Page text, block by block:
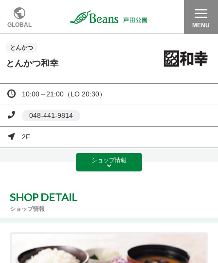
GLOBAL MENU
とんかつ
とんかつ和幸
10:00～21:00（LO 20:30）
048-441-9814
2F
ショップ情報
SHOP DETAIL
ショップ情報